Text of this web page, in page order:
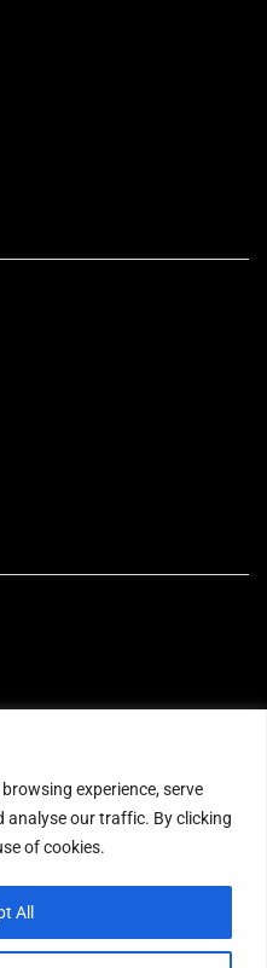
experience, serve
analyse our traffic. By clicking
of cookies.
All